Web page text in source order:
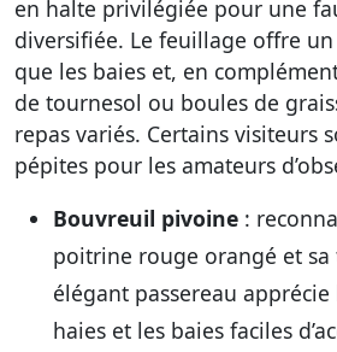
en halte privilégiée pour une
diversifiée. Le feuillage offre
que les baies et, en
de tournesol ou boules de
repas variés. Certains visiteurs
pépites pour les amateurs
Bouvreuil pivoine :
poitrine rouge orangé et sa
élégant passereau
haies et les baies faciles